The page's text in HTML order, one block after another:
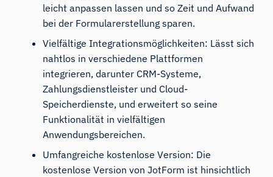
leicht anpassen lassen und so Zeit und Aufwand
bei der Formularerstellung sparen.
Vielfältige Integrationsmöglichkeiten: Lässt sich
nahtlos in verschiedene Plattformen
integrieren, darunter CRM-Systeme,
Zahlungsdienstleister und Cloud-
Speicherdienste, und erweitert so seine
Funktionalität in vielfältigen
Anwendungsbereichen.
Umfangreiche kostenlose Version: Die
kostenlose Version von JotForm ist hinsichtlich